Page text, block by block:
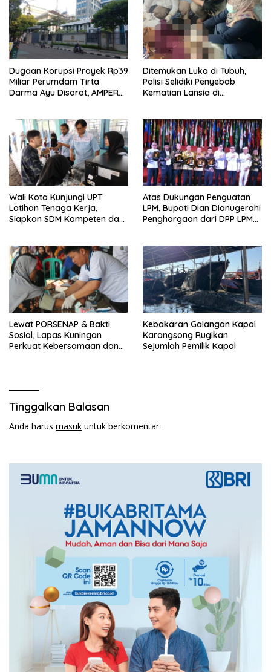
Dugaan Korupsi Proyek Rp39
Miliar Perumdam Tirta
Darma Ayu Disorot, AMPERA
Ditemukan Luka di Tubuh,
Polisi Selidiki Penyebab
Kematian Lansia di
Wali Kota Kunjungi UPT
Latihan Tenaga Kerja,
Siapkan SDM Kompeten dan
Atas Dukungan Penguatan
LPM, Bupati Dian Dianugerahi
Penghargaan dari DPP LPM
Lewat PORSENAP & Bakti
Sosial, Lapas Kuningan
Perkuat Kebersamaan dan
Kebakaran Galangan Kapal
Karangsong Rugikan
Sejumlah Pemilik Kapal
Tinggalkan Balasan
Anda harus masuk untuk berkomentar.